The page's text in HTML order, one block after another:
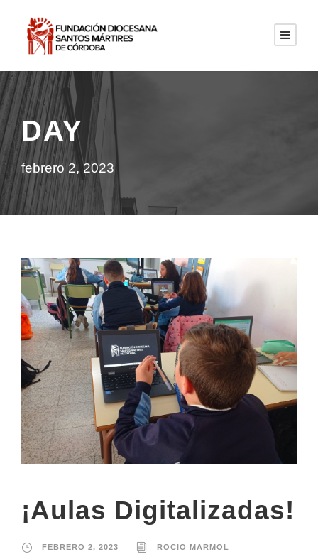
DAY
febrero 2, 2023
¡Aulas Digitalizadas!
FEBRERO 2, 2023 ROCIO MARMOL